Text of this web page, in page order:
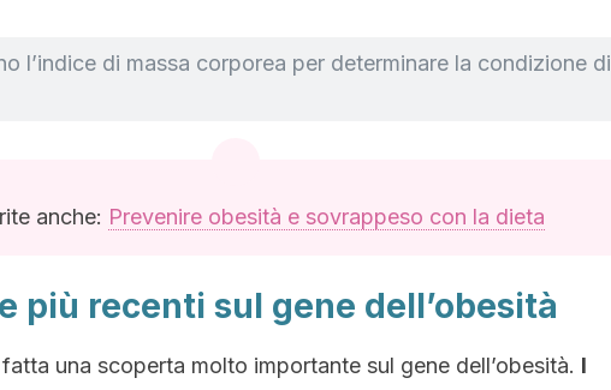
l’indice di massa corporea per determinare la condizione di
anche: Prevenire obesità e sovrappeso con la dieta
più recenti sul gene dell’obesità
una scoperta molto importante sul gene dell’obesità. I